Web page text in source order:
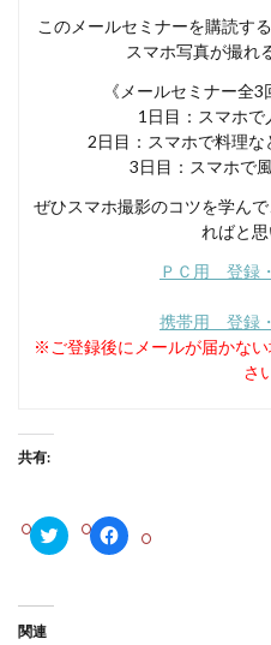
このメールセミナーを購読す
スマホ写真が撮れ
《メールセミナー全3
1日目：スマホで
2日目：スマホで料理
3日目：スマホで
ぜひスマホ撮影のコツを学ん
ればと思
ＰＣ用 登録
携帯用 登録
※ご登録後にメールが届かな
さ
共有:
ク
リ
F
a
関連